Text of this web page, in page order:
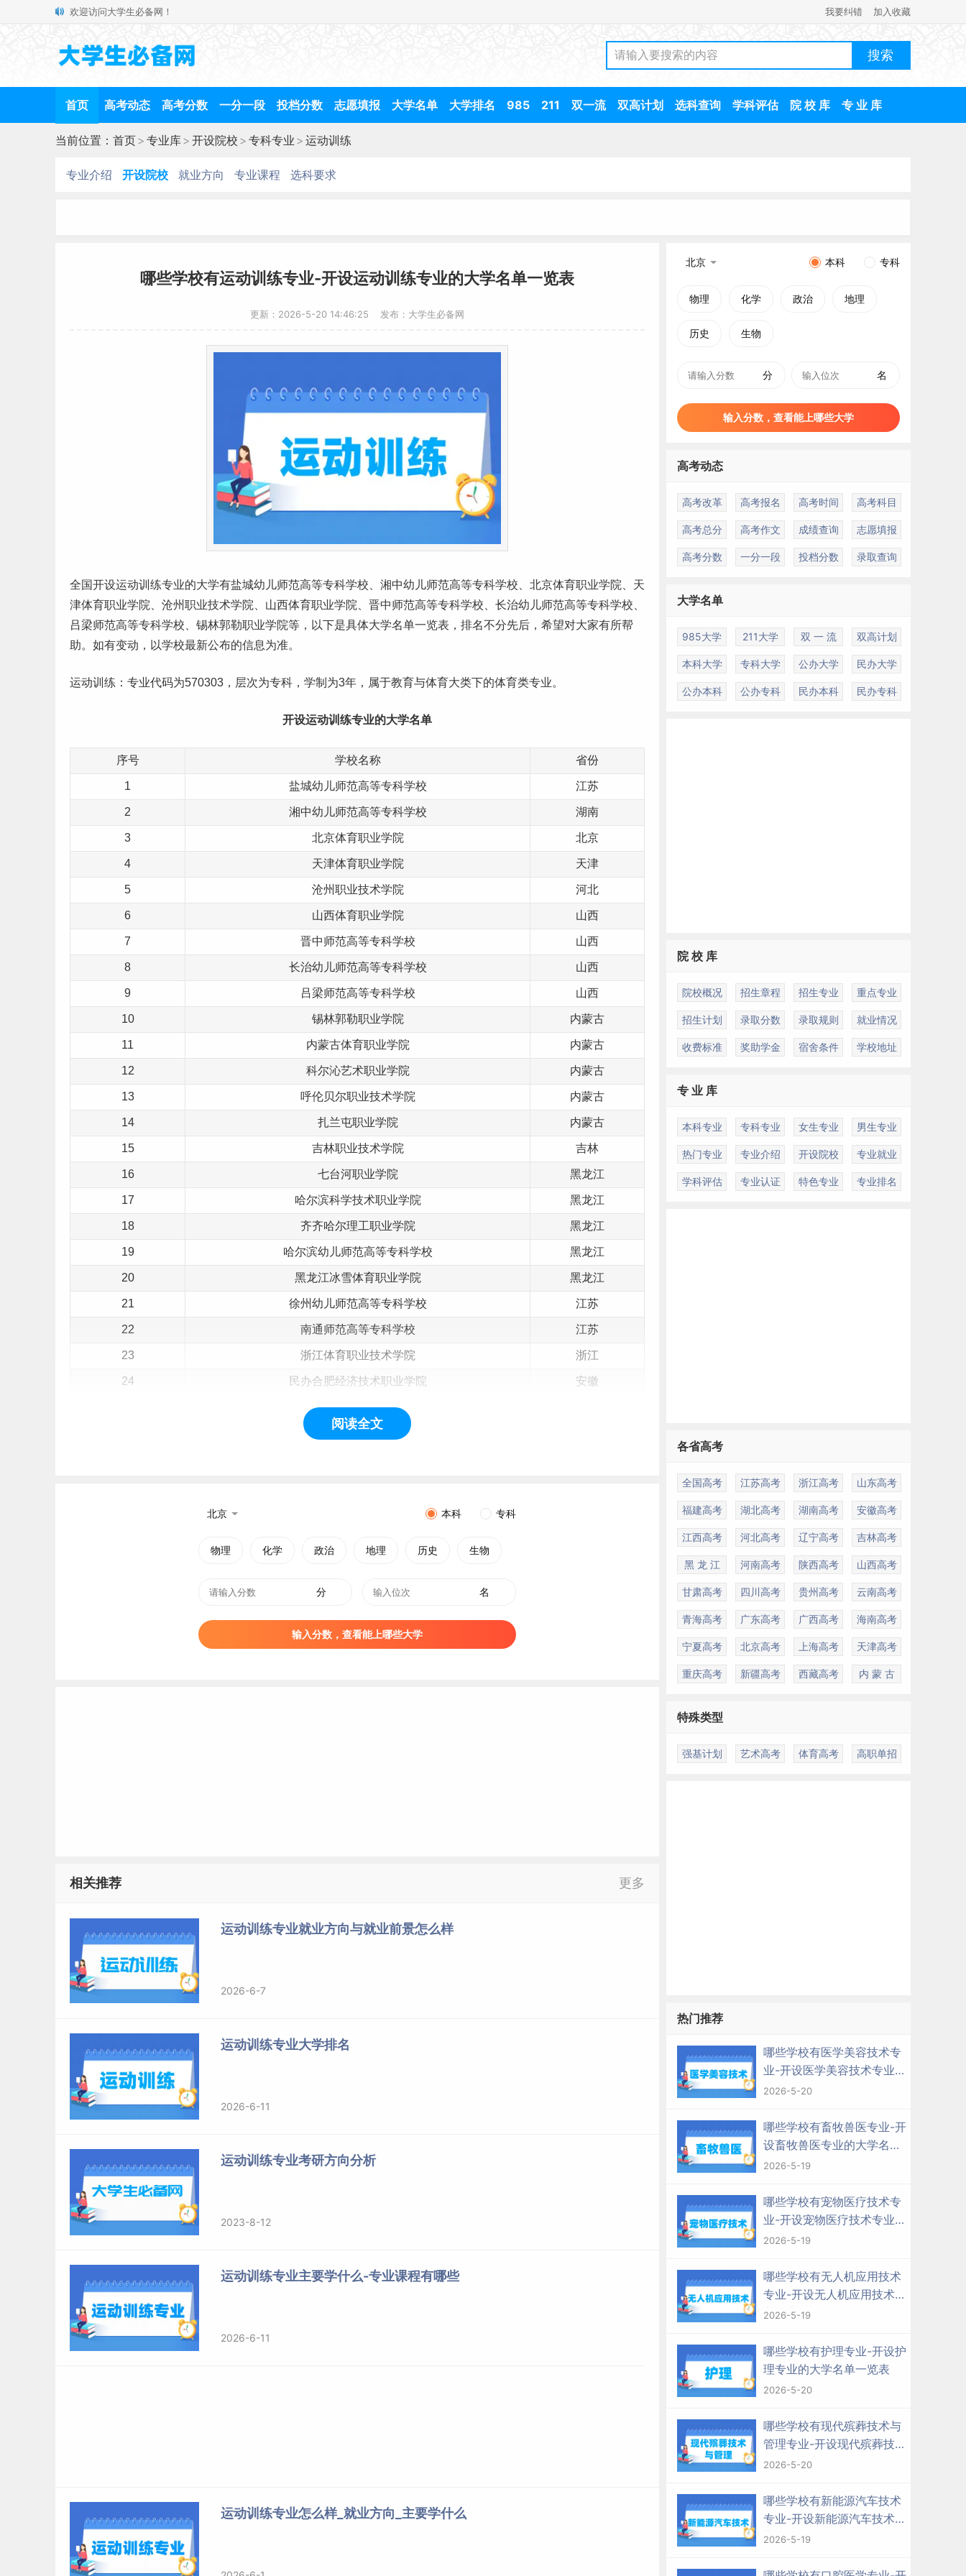
欢迎访问大学生必备网！ 我要纠错 加入收藏
首页 高考动态 高考分数 一分一段 投档分数 志愿填报 大学名单 大学排名 985 211 双一流 双高计划 选科查询 学科评估 院 校 库 专 业 库
当前位置： 首页> 专业库> 开设院校 > 专科专业 > 运动训练
专业介绍 开设院校 就业方向 专业课程 选科要求
哪些学校有运动训练专业-开设运动训练专业的大学名单一览表
更新：2026-5-20 14:46:25 发布：大学生必备网
全国开设运动训练专业的大学有盐城幼儿师范高等专科学校 、湘中幼儿师范高等专科学校、 北京体育职业学院、 天
津体育职业学院、沧州职业技术学院、 山西体育职业学院、晋中师范高等专科学校、长治幼儿师范高等专科学校、
吕梁师范高等专科学校、锡林郭勒职业学院等，以下是具体大学名单一览表，排名不分先后，希望对大家有所帮
助。如有变动，以学校最新公布的信息为准。
运动训练：专业代码为570303，层次为专科，学制为3年，属于教育与体育大类下的体育类专业。
开设运动训练专业的大学名单
序号 学校名称 省份
1 盐城幼儿师范高等专科学校 江苏
2 湘中幼儿师范高等专科学校 湖南
3 北京体育职业学院 北京
4 天津体育职业学院 天津
5 沧州职业技术学院 河北
6 山西体育职业学院 山西
7 晋中师范高等专科学校 山西
8 长治幼儿师范高等专科学校 山西
9 吕梁师范高等专科学校 山西
10 锡林郭勒职业学院 内蒙古
11 内蒙古体育职业学院 内蒙古
12 科尔沁艺术职业学院 内蒙古
13 呼伦贝尔职业技术学院 内蒙古
14 扎兰屯职业学院 内蒙古
15 吉林职业技术学院 吉林
16 七台河职业学院 黑龙江
17 哈尔滨科学技术职业学院 黑龙江
18 齐齐哈尔理工职业学院 黑龙江
19 哈尔滨幼儿师范高等专科学校 黑龙江
20 黑龙江冰雪体育职业学院 黑龙江
21 徐州幼儿师范高等专科学校 江苏
22 南通师范高等专科学校 江苏
23 浙江体育职业技术学院 浙江
24 民办合肥经济技术职业学院 安徽
安徽体育运动职业技术学院
民办合肥财经职业学院
菏泽职业学院
烟台幼儿师范高等专科学校
长沙南方职业学院
47
48
50 衡阳幼儿师范高等专科学校
51
52
怀化工商职业技术学院
55
57
59 广西 体育高等专科学校
60
61
68 铜仁幼儿师范高等专科学校
69
70
阅读全文
北京 本科 专科
物理 化学 政治 地理 历史 生物
分 名
输入分数，查看能上哪些大学
相关推荐 更多
运动训练专业就业方向与就业前景怎么样
2026-6-7
运动训练专业大学排名
2026-6-11
运动训练专业考研方向分析
2023-8-12
运动训练专业主要学什么-专业课程有哪些
2026-6-11
运动训练专业怎么样_就业方向_主要学什么
北京 本科 专科
物理 化学 政治 地理
历史 生物
分 名
输入分数，查看能上哪些大学
高考动态
高考改革 高考报名 高考时间 高考科目
高考总分 高考作文 成绩查询 志愿填报
高考分数 一分一段 投档分数 录取查询
大学名单
985大学 211大学 双 一 流 双高计划
本科大学 专科大学 公办大学 民办大学
公办本科 公办专科 民办本科 民办专科
院 校 库
院校概况 招生章程 招生专业 重点专业
招生计划 录取分数 录取规则 就业情况
收费标准 奖助学金 宿舍条件 学校地址
专 业 库
本科专业 专科专业 女生专业 男生专业
热门专业 专业介绍 开设院校 专业就业
学科评估 专业认证 特色专业 专业排名
各省高考
全国高考 江苏高考 浙江高考 山东高考
福建高考 湖北高考 湖南高考 安徽高考
江西高考 河北高考 辽宁高考 吉林高考
黑 龙 江 河南高考 陕西高考 山西高考
甘肃高考 四川高考 贵州高考 云南高考
青海高考 广东高考 广西高考 海南高考
宁夏高考 北京高考 上海高考 天津高考
重庆高考 新疆高考 西藏高考 内 蒙 古
特殊类型
强基计划 艺术高考 体育高考 高职单招
热门推荐
哪些学校有医学美容技术专
业-开设医学美容技术专业的
大学名单一览表
2026-5-20
哪些学校有畜牧兽医专业-开
设畜牧兽医专业的大学名单
一览表
2026-5-19
哪些学校有宠物医疗技术专
业-开设宠物医疗技术专业的
大学名单一览表
2026-5-19
哪些学校有无人机应用技术
专业-开设无人机应用技术专
业的大学名单一览表
2026-5-19
哪些学校有护理专业-开设护
理专业的大学名单一览表
2026-5-20
哪些学校有现代殡葬技术与
管理专业-开设现代殡葬技术
与管理专业的大学名单一览
2026-5-20
哪些学校有新能源汽车技术
专业-开设新能源汽车技术专
业的大学名单一览表
2026-5-19